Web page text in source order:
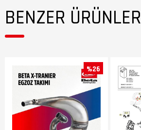
BENZER ÜRÜNLER
%26